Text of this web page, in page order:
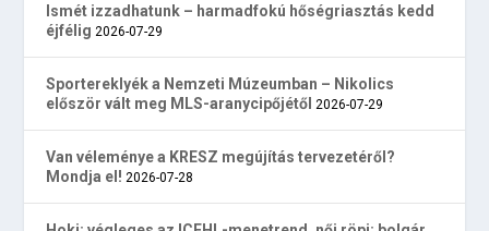
Ismét izzadhatunk – harmadfokú hőségriasztás kedd
éjfélig 2026-07-29
Sportereklyék a Nemzeti Múzeumban – Nikolics
először vált meg MLS-aranycipőjétől 2026-07-29
Van véleménye a KRESZ megújítás tervezetéről?
Mondja el! 2026-07-28